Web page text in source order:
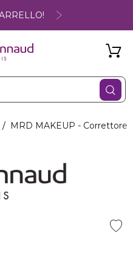
MRD MAKEUP - Correttore